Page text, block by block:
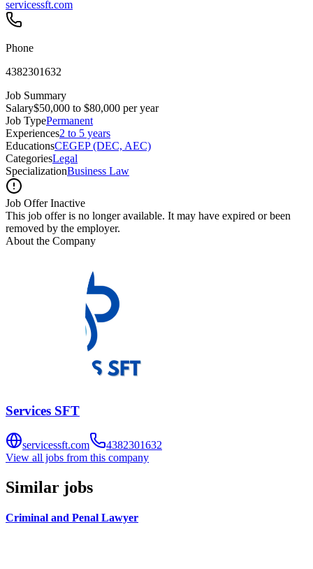
servicessft.com
Phone
4382301632
Job Summary
Salary$50,000 to $80,000 per year
Job TypePermanent
Experiences2 to 5 years
EducationsCEGEP (DEC, AEC)
CategoriesLegal
SpecializationBusiness Law
Job Offer Inactive
This job offer is no longer available. It may have expired or been
removed by the employer.
About the Company
Services SFT
servicessft.com
4382301632
View all jobs from this company
Similar jobs
Criminal and Penal Lawyer